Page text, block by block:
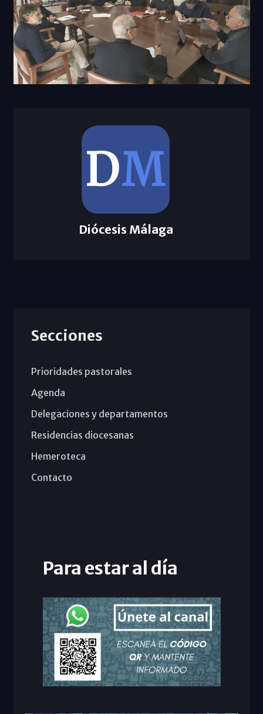
Diócesis Málaga
Secciones
Prioridades pastorales
Agenda
Delegaciones y departamentos
Residencias diocesanas
Hemeroteca
Contacto
Para estar al día